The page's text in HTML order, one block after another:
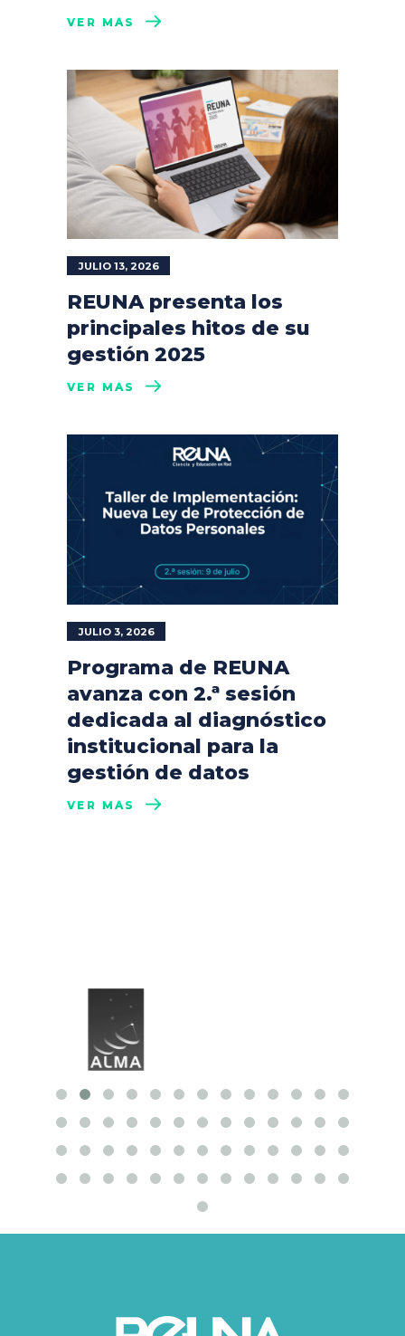
VER MÁS
JULIO 13, 2026
REUNA presenta los
principales hitos de su
gestión 2025
VER MÁS
JULIO 3, 2026
Programa de REUNA
avanza con 2.ª sesión
dedicada al diagnóstico
institucional para la
gestión de datos
VER MÁS